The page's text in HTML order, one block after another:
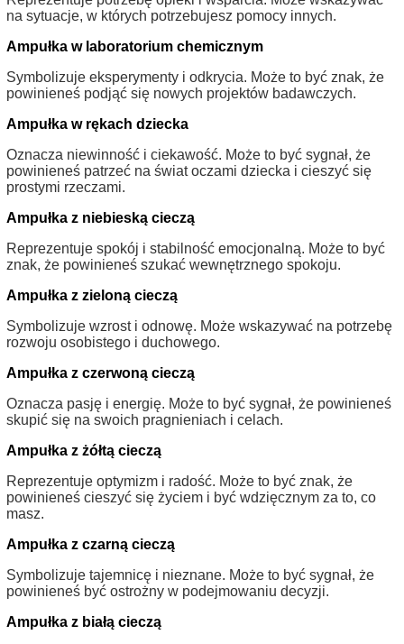
na sytuacje, w których potrzebujesz pomocy innych.
Ampułka w laboratorium chemicznym
Symbolizuje eksperymenty i odkrycia. Może to być znak, że
powinieneś podjąć się nowych projektów badawczych.
Ampułka w rękach dziecka
Oznacza niewinność i ciekawość. Może to być sygnał, że
powinieneś patrzeć na świat oczami dziecka i cieszyć się
prostymi rzeczami.
Ampułka z niebieską cieczą
Reprezentuje spokój i stabilność emocjonalną. Może to być
znak, że powinieneś szukać wewnętrznego spokoju.
Ampułka z zieloną cieczą
Symbolizuje wzrost i odnowę. Może wskazywać na potrzebę
rozwoju osobistego i duchowego.
Ampułka z czerwoną cieczą
Oznacza pasję i energię. Może to być sygnał, że powinieneś
skupić się na swoich pragnieniach i celach.
Ampułka z żółtą cieczą
Reprezentuje optymizm i radość. Może to być znak, że
powinieneś cieszyć się życiem i być wdzięcznym za to, co
masz.
Ampułka z czarną cieczą
Symbolizuje tajemnicę i nieznane. Może to być sygnał, że
powinieneś być ostrożny w podejmowaniu decyzji.
Ampułka z białą cieczą